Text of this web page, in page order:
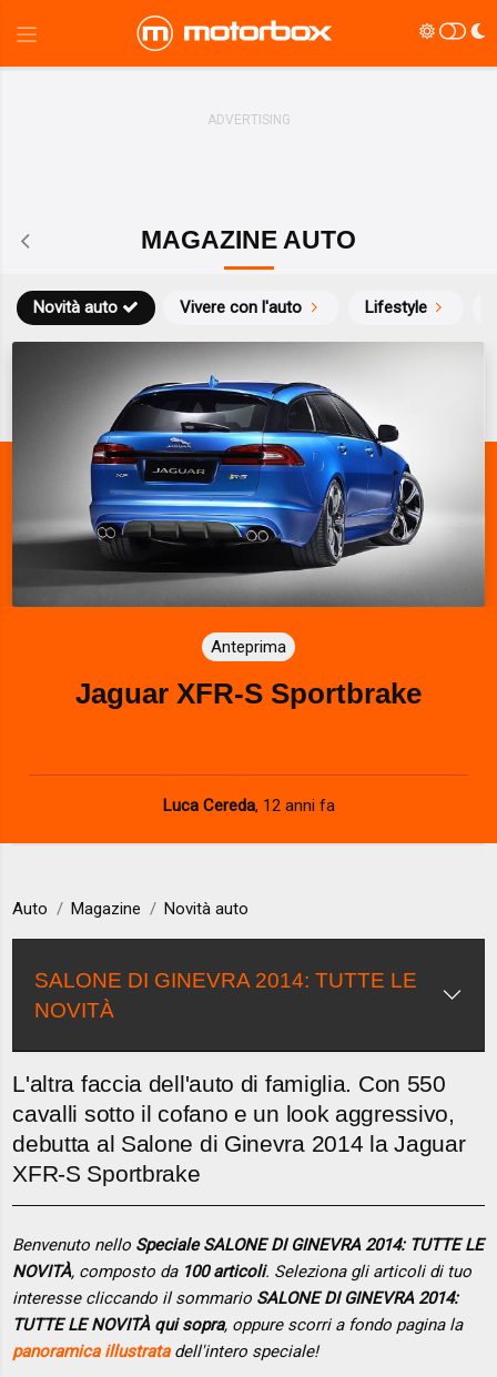
MAGAZINE AUTO
Novità auto Vivere con l'auto Lifestyle
Anteprima
Jaguar XFR-S Sportbrake
Luca Cereda, 12 anni fa
Auto Magazine Novità auto
SALONE DI GINEVRA 2014: TUTTE LE
NOVITÀ
L'altra faccia dell'auto di famiglia. Con 550
cavalli sotto il cofano e un look aggressivo,
debutta al Salone di Ginevra 2014 la Jaguar
XFR-S Sportbrake
Benvenuto nello Speciale SALONE DI GINEVRA 2014: TUTTE LE
NOVITÀ, composto da 100 articoli. Seleziona gli articoli di tuo
interesse cliccando il sommario SALONE DI GINEVRA 2014:
TUTTE LE NOVITÀ qui sopra, oppure scorri a fondo pagina la
panoramica illustratadell'intero speciale!